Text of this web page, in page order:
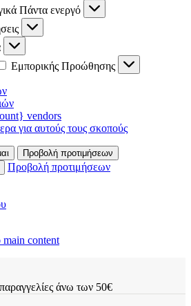
Πάντα ενεργό
Εμπορικής Προώθησης
vendors
για αυτούς τους σκοπούς
Προβολή προτιμήσεων
Προβολή προτιμήσεων
main content
άνω των 50€